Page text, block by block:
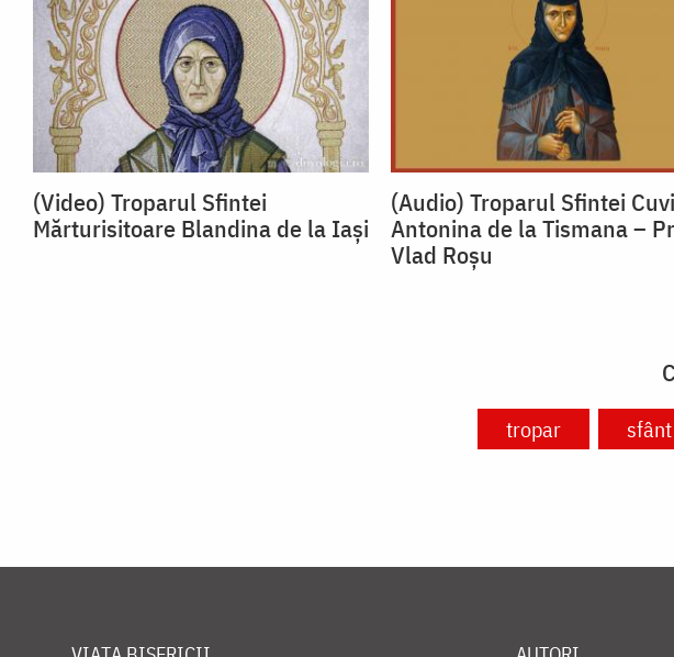
(Video) Troparul Sfintei
Mărturisitoare Blandina de la Iași
(Audio) Troparul Sfintei
Antonina de la Tismana –
Vlad Roșu
tropar sfânt